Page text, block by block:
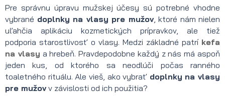
Pre správnu úpravu mužskej účesy sú potrebné vhodne
vybrané doplnky na vlasy pre mužov, ktoré nám nielen
uľahčia aplikáciu kozmetických prípravkov, ale tiež
podporia starostlivosť o vlasy. Medzi základné patrí kefa
na vlasy a hrebeň. Pravdepodobne každý z nás má aspoň
jeden kus, od ktorého sa neodlúči počas ranného
toaletného rituálu. Ale vieš, ako vybrať doplnky na vlasy
pre mužovv závislosti od ich použitia?